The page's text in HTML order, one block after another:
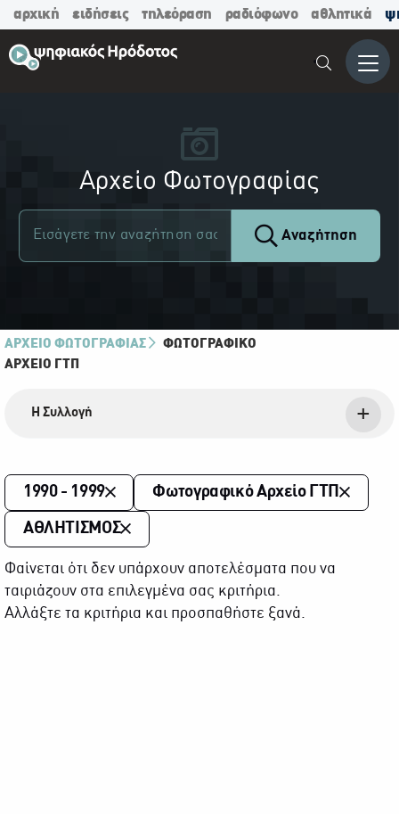
αρχική ειδήσεις τηλεόραση ραδιόφωνο αθλητικά
Μενού
Αρχείο Φωτογραφίας
Αναζήτηση
ΑΡΧΕΙΟ ΦΩΤΟΓΡΑΦΙΑΣ
ΦΩΤΟΓΡΑΦΙΚΌ
ΑΡΧΕΊΟ ΓΤΠ
Η Συλλογή
1990 - 1999 Φωτογραφικό Αρχείο ΓΤΠ
ΑΘΛΗΤΙΣΜΟΣ
Φαίνεται ότι δεν υπάρχουν αποτελέσματα που να
ταιριάζουν στα επιλεγμένα σας κριτήρια.
Αλλάξτε τα κριτήρια και προσπαθήστε ξανά.